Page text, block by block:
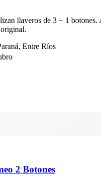
llaveros de 3 + 1
Entre Ríos
2 Botones